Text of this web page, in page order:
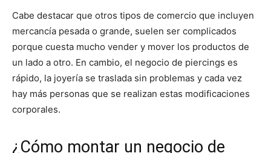
Cabe destacar que otros tipos de comercio que incluyen
mercancía pesada o grande, suelen ser complicados
porque cuesta mucho vender y mover los productos de
un lado a otro. En cambio, el negocio de piercings es
rápido, la joyería se traslada sin problemas y cada vez
hay más personas que se realizan estas modificaciones
corporales.
¿Cómo montar un negocio de